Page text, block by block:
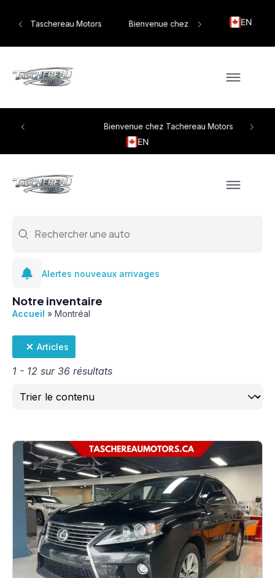
Bienvenue chez Taschereau Motors EN
Bienvenue chez Tachereau Motors
EN
Notre inventaire
Accueil » Montréal
Alertes nouveaux arrivages
Articles
1 - 12 sur 36 résultats
Trier